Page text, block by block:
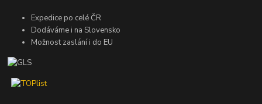
Expedice po celé ČR
Dodáváme i na Slovensko
Možnost zaslání i do EU